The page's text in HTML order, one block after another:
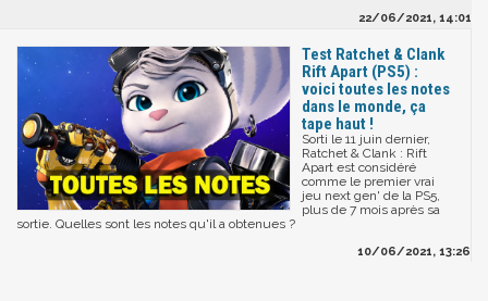
22/06/2021, 14:01
Test Ratchet & Clank
Rift Apart (PS5) :
voici toutes les notes
dans le monde, ça
tape haut !
Sorti le 11 juin dernier,
Ratchet & Clank : Rift
Apart est considéré
comme le premier vrai
jeu next gen' de la PS5,
plus de 7 mois après sa
sortie. Quelles sont les notes qu'il a obtenues ?
10/06/2021, 13:26